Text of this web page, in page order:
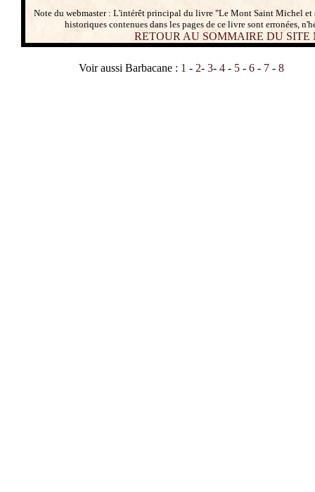
Note du webmaster : L'intérêt principal du livre "Le Mont Saint Michel et
historiques contenues dans les pages de ce livre sont erronées,
RETOUR AU SOMMAIRE DU
Voir aussi Barbacane : 1 - 2- 3- 4 - 5 - 6 - 7 - 8